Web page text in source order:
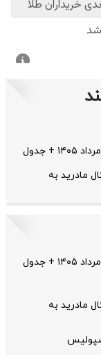
مادرید به
مادرید به